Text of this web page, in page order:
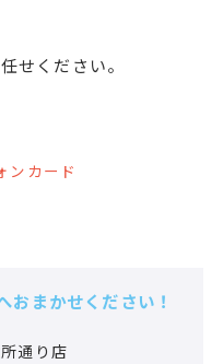
せください。
ンカード
おまかせください！
通り店